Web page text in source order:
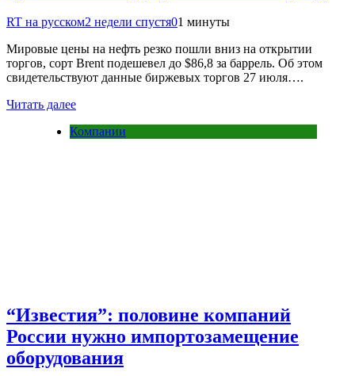
RT на русском2 недели спустя01 минуты
Мировые цены на нефть резко пошли вниз на открытии
торгов, сорт Brent подешевел до $86,8 за баррель. Об этом
свидетельствуют данные биржевых торгов 27 июля….
Читать далее
Компании
“Известия”: половине компаний
России нужно импортозамещение
оборудования